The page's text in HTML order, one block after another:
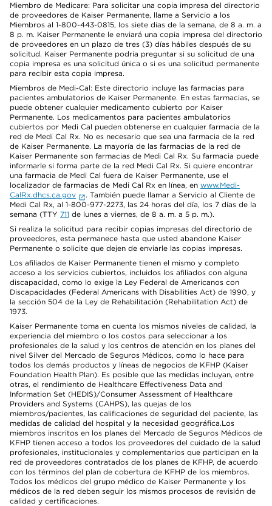
Miembro de Medicare: Para solicitar una copia impresa del directorio
de proveedores de Kaiser Permanente, llame a Servicio a los
Miembros al 1-800-443-0815, los siete días de la semana, de 8 a. m. a
8 p. m. Kaiser Permanente le enviará una copia impresa del directorio
de proveedores en un plazo de tres (3) días hábiles después de su
solicitud. Kaiser Permanente podría preguntar si su solicitud de una
copia impresa es una solicitud única o si es una solicitud permanente
para recibir esta copia impresa.
Miembros de Medi-Cal: Este directorio incluye las farmacias para
pacientes ambulatorios de Kaiser Permanente. En estas farmacias, se
puede obtener cualquier medicamento cubierto por Kaiser
Permanente. Los medicamentos para pacientes ambulatorios
cubiertos por Medi Cal pueden obtenerse en cualquier farmacia de la
red de Medi Cal Rx. No es necesario que sea una farmacia de la red
de Kaiser Permanente. La mayoría de las farmacias de la red de
Kaiser Permanente son farmacias de Medi Cal Rx. Su farmacia puede
informarle si forma parte de la red Medi Cal Rx. Si quiere encontrar
una farmacia de Medi Cal fuera de Kaiser Permanente, use el
localizador de farmacias de Medi Cal Rx en línea, en www.Medi-
CalRx.dhcs.ca.gov
. También puede llamar a Servicio al Cliente de
Medi Cal Rx, al 1-800-977-2273, las 24 horas del día, los 7 días de la
semana (TTY 711 de lunes a viernes, de 8 a. m. a 5 p. m.).
Si realiza la solicitud para recibir copias impresas del directorio de
proveedores, esta permanece hasta que usted abandone Kaiser
Permanente o solicite que dejen de enviarle las copias impresas.
Los afiliados de Kaiser Permanente tienen el mismo y completo
acceso a los servicios cubiertos, incluidos los afiliados con alguna
discapacidad, como lo exige la Ley Federal de Americanos con
Discapacidades (Federal Americans with Disabilities Act) de 1990, y
la sección 504 de la Ley de Rehabilitación (Rehabilitation Act) de
1973.
Kaiser Permanente toma en cuenta los mismos niveles de calidad, la
experiencia del miembro o los costos para seleccionar a los
profesionales de la salud y los centros de atención en los planes del
nivel Silver del Mercado de Seguros Médicos, como lo hace para
todos los demás productos y líneas de negocios de KFHP (Kaiser
Foundation Health Plan). Es posible que las medidas incluyan, entre
otras, el rendimiento de Healthcare Effectiveness Data and
Information Set (HEDIS)/Consumer Assessment of Healthcare
Providers and Systems (CAHPS), las quejas de los
miembros/pacientes, las calificaciones de seguridad del paciente, las
medidas de calidad del hospital y la necesidad geográfica.Los
miembros inscritos en los planes del Mercado de Seguros Médicos de
KFHP tienen acceso a todos los proveedores del cuidado de la salud
profesionales, institucionales y complementarios que participan en la
red de proveedores contratados de los planes de KFHP, de acuerdo
con los términos del plan de cobertura de KFHP de los miembros.
Todos los médicos del grupo médico de Kaiser Permanente y los
médicos de la red deben seguir los mismos procesos de revisión de
calidad y certificaciones.